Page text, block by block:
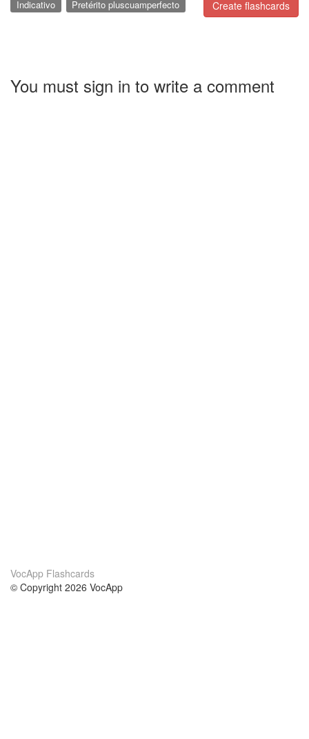
Create flashcards
Indicativo Pretérito pluscuamperfecto
You must sign in to write a comment
VocApp Flashcards
© Copyright 2026 VocApp